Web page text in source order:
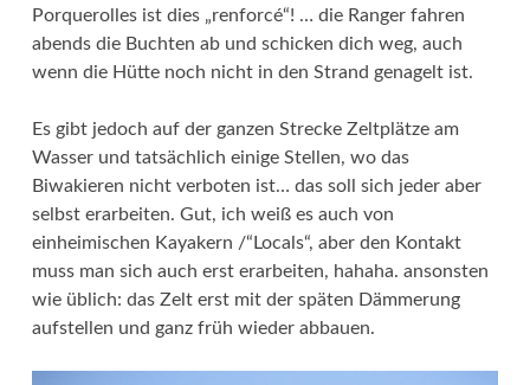
Porquerolles ist dies „renforcé“! … die Ranger fahren
abends die Buchten ab und schicken dich weg, auch
wenn die Hütte noch nicht in den Strand genagelt ist.
Es gibt jedoch auf der ganzen Strecke Zeltplätze am
Wasser und tatsächlich einige Stellen, wo das
Biwakieren nicht verboten ist… das soll sich jeder aber
selbst erarbeiten. Gut, ich weiß es auch von
einheimischen Kayakern /“Locals“, aber den Kontakt
muss man sich auch erst erarbeiten, hahaha. ansonsten
wie üblich: das Zelt erst mit der späten Dämmerung
aufstellen und ganz früh wieder abbauen.